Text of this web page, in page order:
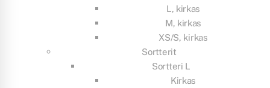
L, kirkas
M, kirkas
XS/S, kirkas
Sortterit
Sortteri L
Kirkas